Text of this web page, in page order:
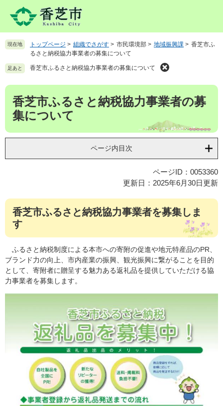
先
。
を
て
現在地 トップページ > 組織でさがす > 市民環境部 > 地域振興課 > 香芝市ふ
るさと納税協力事業者の募集について
足あと 香芝市ふるさと納税協力事業者の募集について
本
香芝市ふるさと納税協力事業者の募
集について
ページ内目次
ページID：0053360
更新日：2025年6月30日更新
香芝市ふるさと納税協力事業者を募集しま
す
ふるさと納税制度による本市への寄附の促進や地元特産品のPR、
ブランド力の向上、市内産業の振興、観光振興に繋がることを目的
として、寄附者に贈呈する魅力ある返礼品を提供していただける協
力事業者を募集します。